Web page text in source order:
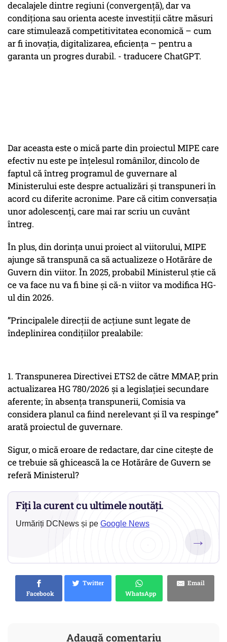
decalajele dintre regiuni (convergență), dar va
condiționa sau orienta aceste investiții către măsuri
care stimulează competitivitatea economică – cum
ar fi inovația, digitalizarea, eficiența – pentru a
garanta un progres durabil. - traducere ChatGPT.
Dar aceasta este o mică parte din proiectul MIPE care
efectiv nu este pe înțelesul românilor, dincolo de
faptul că întreg programul de guvernare al
Ministerului este despre actualizări și transpuneri în
acord cu diferite acronime. Pare că citim conversația
unor adolescenți, care mai rar scriu un cuvânt
întreg.
În plus, din dorința unui proiect al viitorului, MIPE
ajunge să transpună ca să actualizeze o Hotărâre de
Guvern din viitor. În 2025, probabil Ministerul știe că
ce va face nu va fi bine și că-n viitor va modifica HG-
ul din 2026.
”Principalele direcții de acțiune sunt legate de
îndeplinirea condițiilor prealabile:
1. Transpunerea Directivei ETS2 de către MMAP, prin
actualizarea HG 780/2026 și a legislației secundare
aferente; în absența transpunerii, Comisia va
considera planul ca fiind nerelevant și îl va respinge”
arată proiectul de guvernare.
Sigur, o mică eroare de redactare, dar cine citește de
ce trebuie să ghicească la ce Hotărâre de Guvern se
referă Ministerul?
Fiți la curent cu ultimele noutăți.
Urmăriți DCNews și pe Google News
→
Facebook
Twitter
WhatsApp
Email
Adaugă comentariu